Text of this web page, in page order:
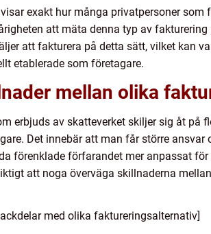
exakt hur många privatpersoner
att mäta denna typ av
att fakturera på detta sätt, vilket kan
etablerade som företagare.
mellan olika
erbjuds av skatteverket skiljer sig åt på
Det innebär att man får större
förenklade förfarandet mer anpassat
att noga överväga skillnaderna
med olika faktureringsalternativ]